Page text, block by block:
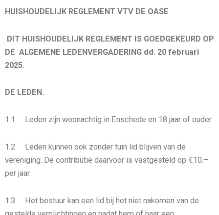
HUISHOUDELIJK REGLEMENT VTV DE OASE
DIT HUISHOUDELIJK REGLEMENT IS GOEDGEKEURD OP
DE ALGEMENE LEDENVERGADERING dd. 20 februari
2025.
DE LEDEN.
1.1 Leden zijn woonachtig in Enschede en 18 jaar of ouder.
1.2 Leden kunnen ook zonder tuin lid blijven van de
vereniging. De contributie daarvoor is vastgesteld op €10.–
per jaar.
1.3 Het bestuur kan een lid bij het niet nakomen van de